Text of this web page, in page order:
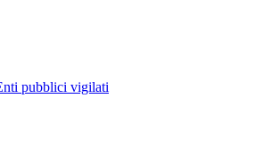
pubblici vigilati